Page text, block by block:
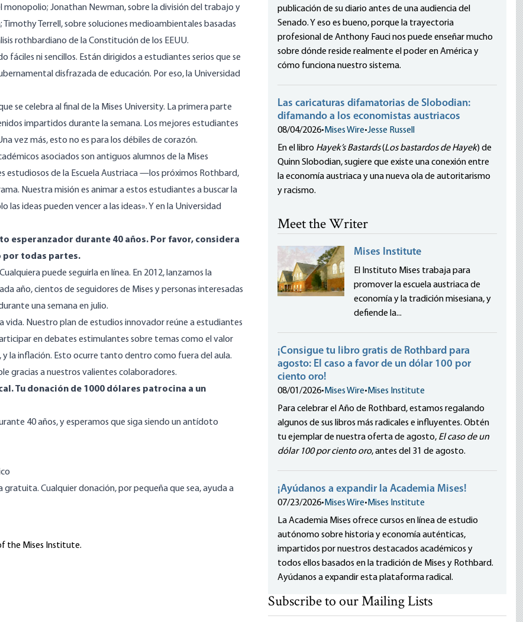
Jonathan Newman, sobre la división del trabajo y
Terrell, sobre soluciones medioambientales basadas
rothbardiano de la Constitución de los EEUU.
fáciles ni sencillos. Están dirigidos a estudiantes serios que se
disfrazada de educación. Por eso, la Universidad
se celebra al final de la Mises University. La primera parte
impartidos durante la semana. Los mejores estudiantes
vez más, esto no es para los débiles de corazón.
asociados son antiguos alumnos de la Mises
estudiosos de la Escuela Austriaca —los próximos Rothbard,
Nuestra misión es animar a estos estudiantes a buscar la
ideas pueden vencer a las ideas». Y en la Universidad
esperanzador durante 40 años. Por favor, considera
por todas partes.
puede seguirla en línea. En 2012, lanzamos la
año, cientos de seguidores de Mises y personas interesadas
una semana en julio.
vida. Nuestro plan de estudios innovador reúne a estudiantes
en debates estimulantes sobre temas como el valor
la inflación. Esto ocurre tanto dentro como fuera del aula.
gracias a nuestros valientes colaboradores.
Tu donación de 1000 dólares patrocina a un
40 años, y esperamos que siga siendo un antídoto
gratuita. Cualquier donación, por pequeña que sea, ayuda a
the Mises Institute.
publicación de su diario antes de una audiencia del
Senado. Y eso es bueno, porque la trayectoria
profesional de Anthony Fauci nos puede enseñar mucho
sobre dónde reside realmente el poder en América y
cómo funciona nuestro sistema.
Las caricaturas difamatorias de Slobodian:
difamando a los economistas austriacos
08/04/2026• Mises Wire•Jesse Russell
En el libro Hayek’s Bastards(Los bastardos de Hayek) de
Quinn Slobodian, sugiere que existe una conexión entre
la economía austriaca y una nueva ola de autoritarismo
y racismo.
Meet the Writer
Mises Institute
El Instituto Mises trabaja para
promover la escuela austriaca de
economía y la tradición misesiana, y
defiende la...
¡Consigue tu libro gratis de Rothbard para
agosto: El caso a favor de un dólar 100 por
ciento oro!
08/01/2026• Mises Wire• Mises Institute
Para celebrar el Año de Rothbard, estamos regalando
algunos de sus libros más radicales e influyentes. Obtén
tu ejemplar de nuestra oferta de agosto, El caso de un
dólar 100 por ciento oro, antes del 31 de agosto.
¡Ayúdanos a expandir la Academia Mises!
07/23/2026• Mises Wire• Mises Institute
La Academia Mises ofrece cursos en línea de estudio
autónomo sobre historia y economía auténticas,
impartidos por nuestros destacados académicos y
todos ellos basados en la tradición de Mises y Rothbard.
Ayúdanos a expandir esta plataforma radical.
Subscribe to our Mailing Lists